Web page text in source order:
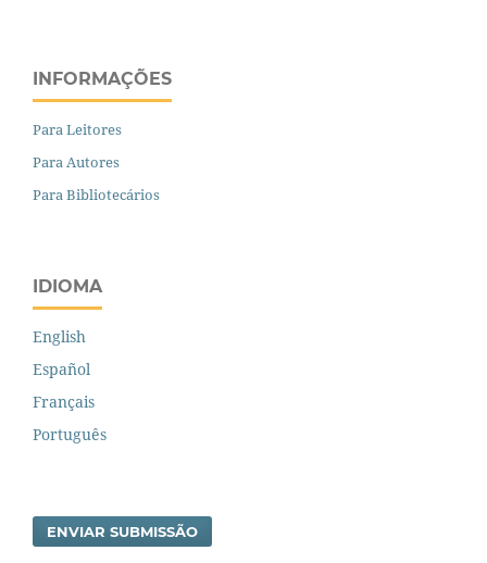
INFORMAÇÕES
Para Leitores
Para Autores
Para Bibliotecários
IDIOMA
English
Español
Français
Português
ENVIAR SUBMISSÃO